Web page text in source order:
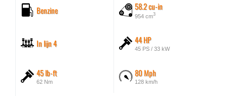
Benzine 58.2 cu-in
954 cm3
In lijn 4 44 HP
45 PS / 33 kW
45 lb-ft
62 Nm
80 Mph
128 km/h